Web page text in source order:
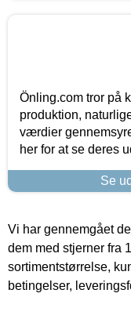
Önling.com tror på
produktion,
værdier
her for at se deres
Se
Vi har gennemgået
dem med stjerner fra
sortimentstørrelse,
betingelser,